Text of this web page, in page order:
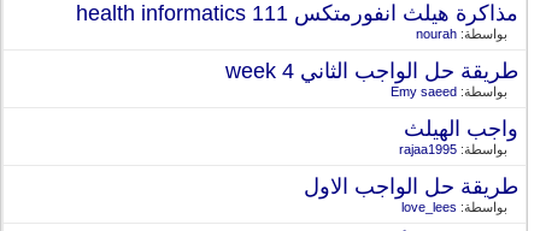
مذاكرة هيلث انفورمتكس 111 health informatics
بواسطة:nourah
طريقة حل الواجب الثاني week 4
بواسطة:Emy saeed
واجب الهيلث
بواسطة:rajaa1995
طريقة حل الواجب الاول
بواسطة:love_lees